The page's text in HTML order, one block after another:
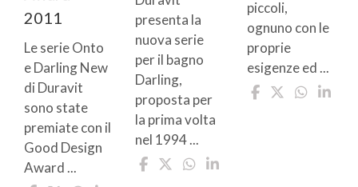
2011
Le serie Onto
e Darling New
di Duravit
sono state
premiate con il
Good Design
Award ...
presenta la
nuova serie
per il bagno
Darling,
proposta per
la prima volta
nel 1994 ...
piccoli,
ognuno con le
proprie
esigenze ed ...